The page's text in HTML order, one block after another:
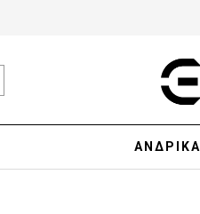
ΑΝΔΡΙΚΑ